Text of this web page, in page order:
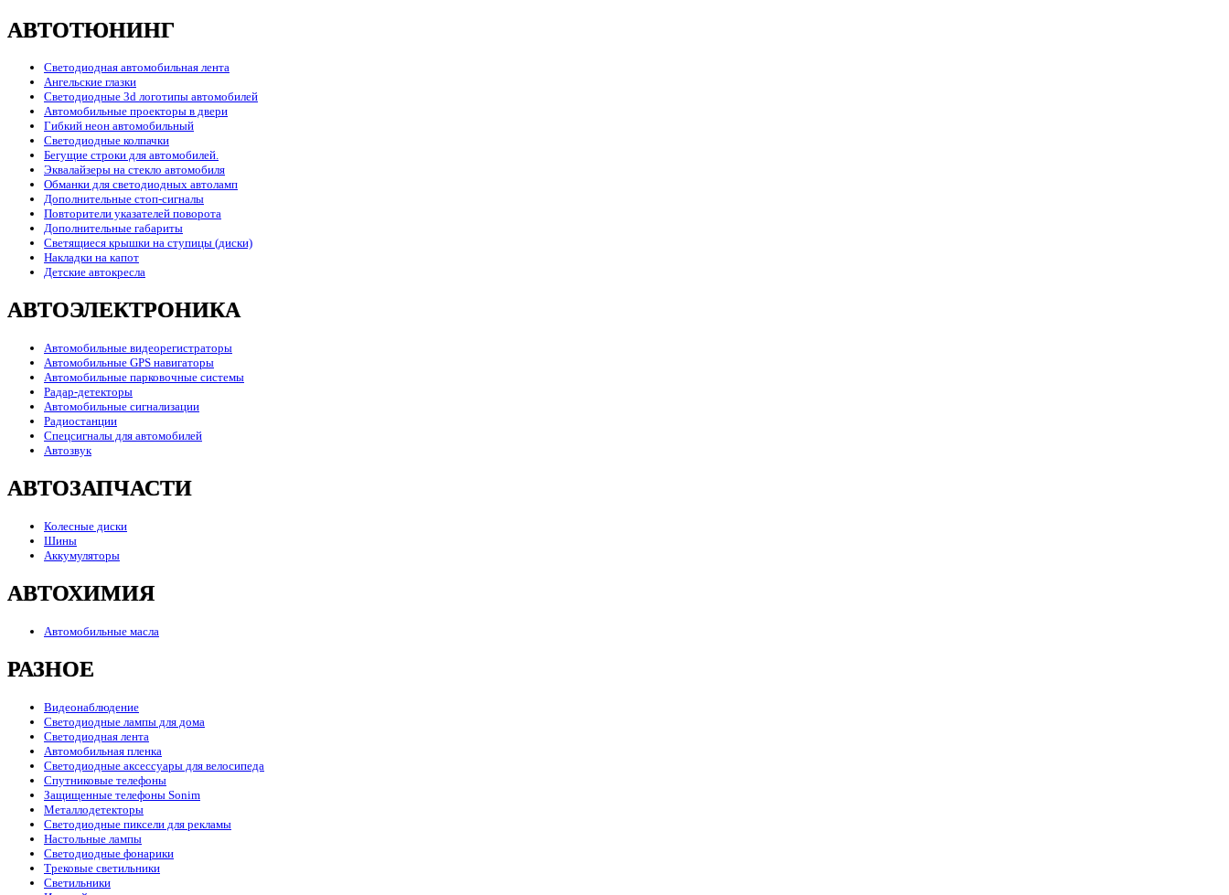
АВТОТЮНИНГ
Светодиодная автомобильная лента
Ангельские глазки
Светодиодные 3d логотипы автомобилей
Автомобильные проекторы в двери
Гибкий неон автомобильный
Светодиодные колпачки
Бегущие строки для автомобилей.
Эквалайзеры на стекло автомобиля
Обманки для светодиодных автоламп
Дополнительные стоп-сигналы
Повторители указателей поворота
Дополнительные габариты
Светящиеся крышки на ступицы (диски)
Накладки на капот
Детские автокресла
АВТОЭЛЕКТРОНИКА
Автомобильные видеорегистраторы
Автомобильные GPS навигаторы
Автомобильные парковочные системы
Радар-детекторы
Автомобильные сигнализации
Радиостанции
Спецсигналы для автомобилей
Автозвук
АВТОЗАПЧАСТИ
Колесные диски
Шины
Аккумуляторы
АВТОХИМИЯ
Автомобильные масла
РАЗНОЕ
Видеонаблюдение
Светодиодные лампы для дома
Светодиодная лента
Автомобильная пленка
Светодиодные аксессуары для велосипеда
Спутниковые телефоны
Защищенные телефоны Sonim
Металлодетекторы
Светодиодные пиксели для рекламы
Настольные лампы
Светодиодные фонарики
Трековые светильники
Светильники